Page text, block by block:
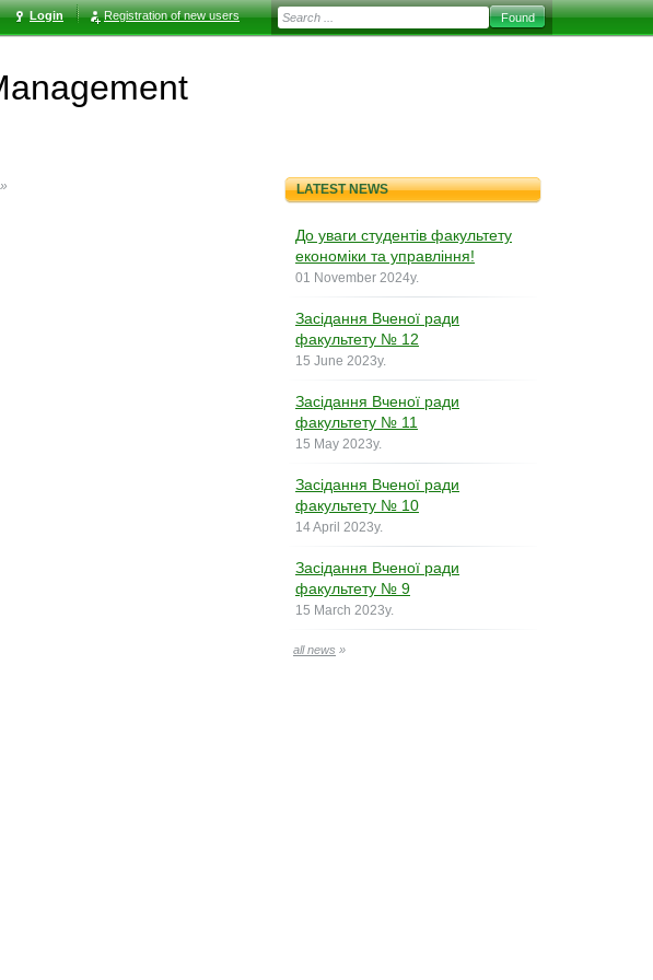
Login Registration of new users
» LATEST NEWS
До уваги студентів факультету
економіки та управління!
01 November 2024y.
Засідання Вченої ради
факультету № 12
15 June 2023y.
Засідання Вченої ради
факультету № 11
15 May 2023y.
Засідання Вченої ради
факультету № 10
14 April 2023y.
Засідання Вченої ради
факультету № 9
15 March 2023y.
all news »